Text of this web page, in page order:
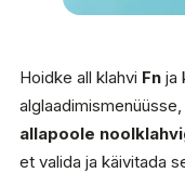
Hoidke all klahvi Fn ja
allapoole
et valida ja käivitada